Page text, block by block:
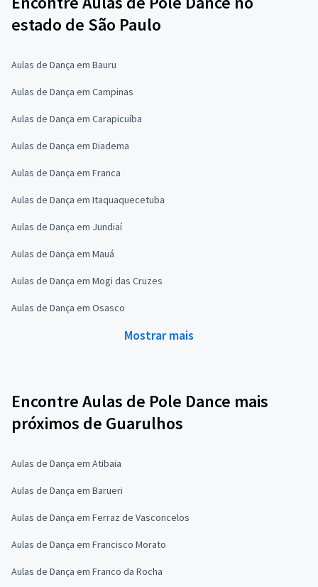
estado de São Paulo
Aulas de Dança em Bauru
Aulas de Dança em Campinas
Aulas de Dança em Carapicuíba
Aulas de Dança em Diadema
Aulas de Dança em Franca
Aulas de Dança em Itaquaquecetuba
Aulas de Dança em Jundiaí
Aulas de Dança em Mauá
Aulas de Dança em Mogi das Cruzes
Aulas de Dança em Osasco
Mostrar mais
Encontre Aulas de Pole Dance mais
próximos de Guarulhos
Aulas de Dança em Atibaia
Aulas de Dança em Barueri
Aulas de Dança em Ferraz de Vasconcelos
Aulas de Dança em Francisco Morato
Aulas de Dança em Franco da Rocha